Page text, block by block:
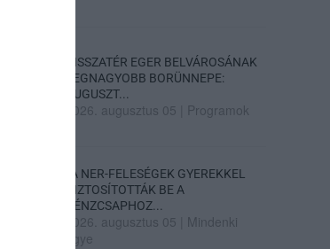
VISSZATÉR EGER BELVÁROSÁNAK
LEGNAGYOBB BORÜNNEPE:
AUGUSZT...
2026. augusztus 05 Programok
„A NER-FELESÉGEK GYEREKKEL
BIZTOSÍTOTTÁK BE A
PÉNZCSAPHOZ...
2026. augusztus 05
Mindenki
ügye